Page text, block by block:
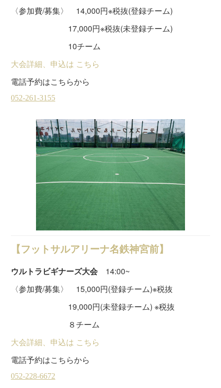
〈参加費/募集〉 14,000円※税抜(登録チーム)
17,000円※税抜(未登録チーム)
10チーム
大会詳細、申込は こちら
電話予約はこちらから
【フットサルアリーナ名鉄神宮前】
ウルトラビギナーズ大会 14:00~
〈参加費/募集〉 15,000円(登録チーム)※税抜
19,000円(未登録チーム) ※税抜
８チーム
大会詳細、申込は こちら
電話予約はこちらから